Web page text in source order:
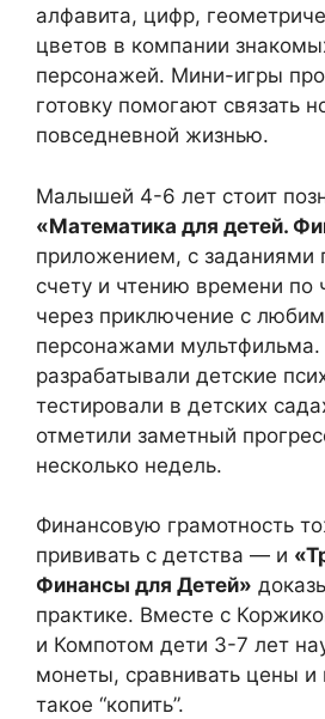
алфавита, цифр,
цветов в компании
персонажей. Мини-игры про
готовку помогают связать
повседневной жизнью.
Малышей 4-6 лет стоит
«Математика для детей.
приложением, с заданиями
счету и чтению времени по
через приключение с
персонажами
разрабатывали детские
тестировали в детских
отметили заметный
несколько недель.
Финансовую грамотность
прививать с детства — и
Финансы для Детей»
практике. Вместе с
и Компотом дети 3-7 лет
монеты, сравнивать цены и
такое “копить”.